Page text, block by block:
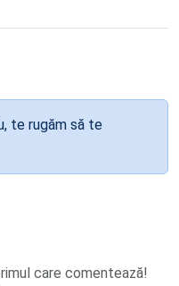
te rugăm să te
care comentează!